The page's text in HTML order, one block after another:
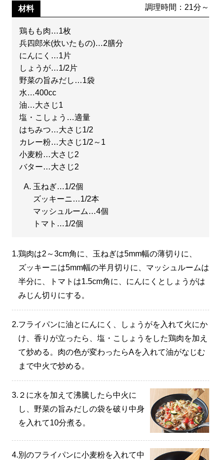
材料 調理時間：21分～
鶏もも肉…1枚
兵四郎米(炊いたもの)…2膳分
にんにく…1片
しょうが…1/2片
野菜の旨みだし…1袋
水…400cc
油…大さじ1
塩・こしょう…適量
はちみつ…大さじ1/2
カレー粉…大さじ1/2～1
小麦粉…大さじ2
バター…大さじ2
玉ねぎ…1/2個
ズッキーニ…1/2本
マッシュルーム…4個
トマト…1/2個
1.鶏肉は2～3cm角に、玉ねぎは5mm幅の薄切りに、
ズッキーニは5mm幅の半月切りに、マッシュルームは
半分に、トマトは1.5cm角に、にんにくとしょうがは
みじん切りにする。
2.フライパンに油とにんにく、しょうがを入れて火にか
け、香りが立ったら、塩・こしょうをした鶏肉を加え
て炒める。肉の色が変わったらAを入れて油がなじむ
まで中火で炒める。
3. ２に水を加えて沸騰したら中火に
し、野菜の旨みだしの袋を破り中身
を入れて10分煮る。
4.別のフライパンに小麦粉を入れて中